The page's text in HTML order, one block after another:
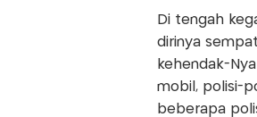
Di tengah
dirinya
kehendak-
mobil, polisi-
beberapa